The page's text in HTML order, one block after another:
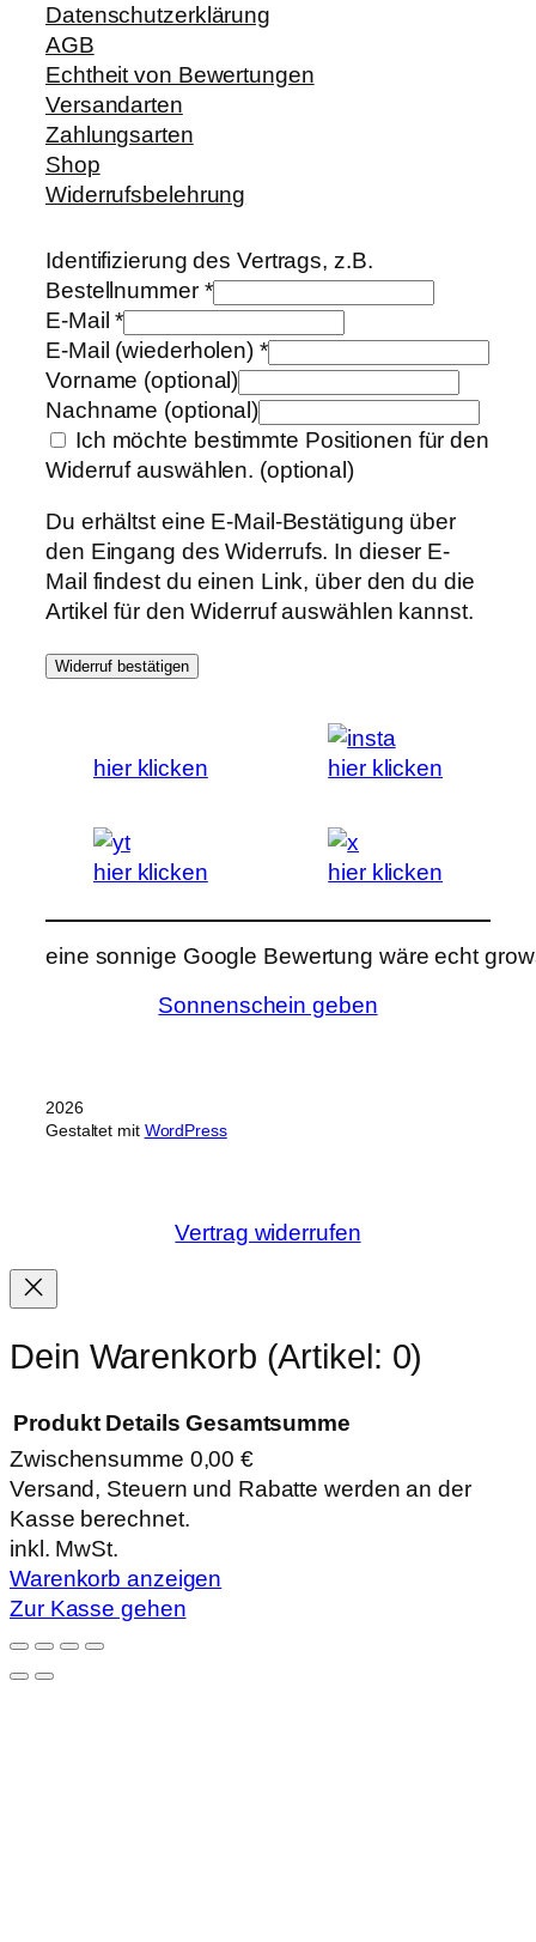
Datenschutzerklärung
AGB
Echtheit von Bewertungen
Versandarten
Zahlungsarten
Shop
Widerrufsbelehrung
Identifizierung des Vertrags, z.B.
Bestellnummer *
E-Mail*
E-Mail (wiederholen) *
Vorname (optional)
Nachname (optional)
Ich möchte bestimmte Positionen für den
Widerruf auswählen. (optional)
Du erhältst eine E-Mail-Bestätigung über
den Eingang des Widerrufs. In dieser E-
Mail findest du einen Link, über den du die
Artikel für den Widerruf auswählen kannst.
Widerruf bestätigen
hier klicken hier klicken
hier klicken hier klicken
eine sonnige Google Bewertung wäre echt
Sonnenschein geben
2026
Gestaltet mit WordPress
Vertrag widerrufen
Dein Warenkorb (Artikel: 0)
Produkte
im
Warenkorb
Produkt Details Gesamtsumme
Zwischensumme 0,00 €
Versand, Steuern und Rabatte werden an der
Kasse berechnet.
inkl. MwSt.
Warenkorb anzeigen
Zur Kasse gehen